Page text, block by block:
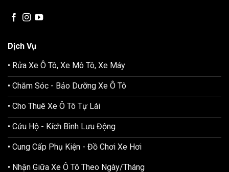
Dịch Vụ
• Rửa Xe Ô Tô, Xe Mô Tô, Xe Máy
• Chăm Sóc - Bảo Dưỡng Xe Ô Tô
• Cho Thuê Xe Ô Tô Tự Lái
• Cứu Hộ - Kích Bình Lưu Động
• Cung Cấp Phụ Kiện - Đồ Chơi Xe Hơi
• Nhận Giữa Xe Ô Tô Theo Ngày/Tháng